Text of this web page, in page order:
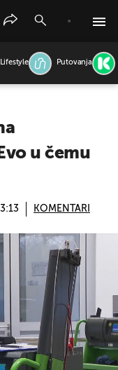
Lifestyle Putovanja
u čemu
KOMENTARI